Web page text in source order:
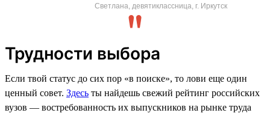
Светлана, девятиклассница, г. Иркутск
Трудности выбора
Если твой статус до сих пор «в поиске», то лови еще один
ценный совет. Здесь ты найдешь свежий рейтинг российских
вузов — востребованность их выпускников на рынке труда